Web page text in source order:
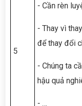
5
- Cần rèn
- Thay vì
để thay đổi
- Chúng ta
hậu quả
- …